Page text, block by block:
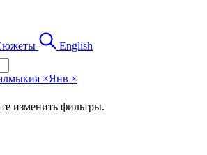
English
×Янв ×
изменить фильтры.